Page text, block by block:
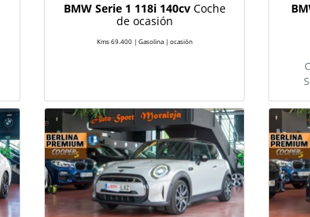
BMW Serie 1 118i 140cvCoche
de ocasión
Kms 69.400 | Gasolina | ocasión